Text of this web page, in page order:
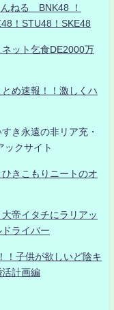
ねる BNK48 ！
！STU48！SKE48
ット乞食DE2000万
め速報！！激しくハ
き永遠の非リア充・
ックサイト
きこもりニートのオ
帝イタチにラリアッ
ライバー
！子供が欲しいど陰キ
活計画編